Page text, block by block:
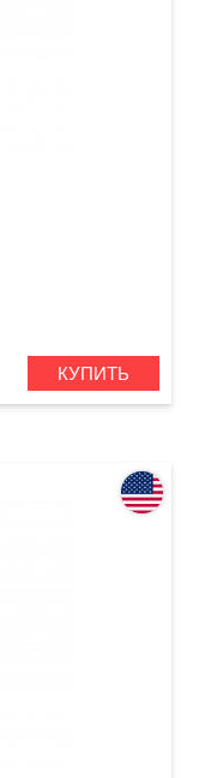
КУПИТЬ